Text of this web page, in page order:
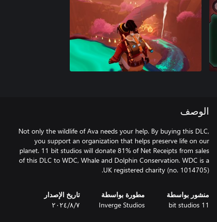
الوصف
Not only the wildlife of Ava needs your help. By buying this DLC,
you support an organization that helps preserve life on our
planet. 11 bit studios will donate 81% of Net Receipts from sales
of this DLC to WDC, Whale and Dolphin Conservation. WDC is a
UK registered charity (no. 1014705).
منشور بواسطة
11 bit studios
مطورة بواسطة
Inverge Studios
تاريخ الإصدار
٧‏/٨‏/٢٠٢٤